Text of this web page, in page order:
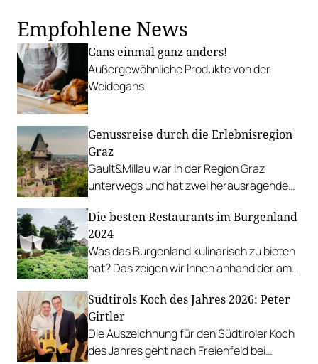
Empfohlene News
Gans einmal ganz anders!
Außergewöhnliche Produkte von der
Weidegans.
Genussreise durch die Erlebnisregion
Graz
Gault&Millau war in der Region Graz
unterwegs und hat zwei herausragende
kulinarische Empfehlungen.
Die besten Restaurants im Burgenland
2024
Was das Burgenland kulinarisch zu bieten
hat? Das zeigen wir Ihnen anhand der am
Südtirols Koch des Jahres 2026: Peter
Girtler
Die Auszeichnung für den Südtiroler Koch
des Jahres geht nach Freienfeld bei